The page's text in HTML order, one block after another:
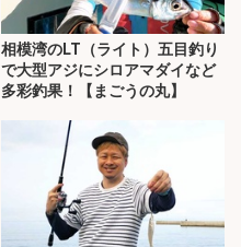
相模湾のLT（ライト）五目釣り
で大型アジにシロアマダイなど
多彩釣果！【まごうの丸】